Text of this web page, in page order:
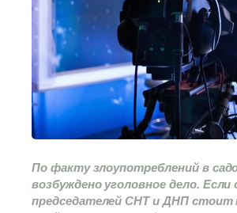
По факту злоупотреблений в
возбуждено уголовное дело.
председателей СНТ и ДНП